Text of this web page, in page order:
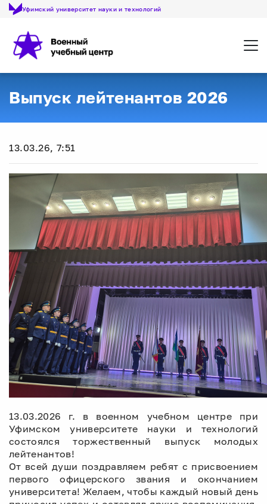
Уфимский университет науки и технологий
Выпуск лейтенантов 2026
13.03.26, 7:51
13.03.2026 г. в военном учебном центре при
Уфимском университете науки и технологий
состоялся торжественный выпуск молодых
лейтенантов!
От всей души поздравляем ребят с присвоением
первого офицерского звания и окончанием
университета! Желаем, чтобы каждый новый день